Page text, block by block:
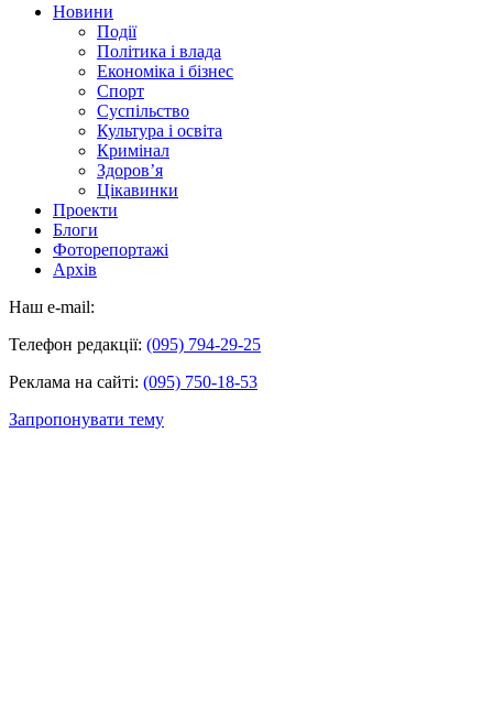
Новини
Події
Політика і влада
Економіка і бізнес
Спорт
Суспільство
Культура і освіта
Кримінал
Здоров’я
Цікавинки
Проекти
Блоги
Фоторепортажі
Архів
Наш e-mail:
Телефон редакції: (095) 794-29-25
Реклама на сайті: (095) 750-18-53
Запропонувати тему